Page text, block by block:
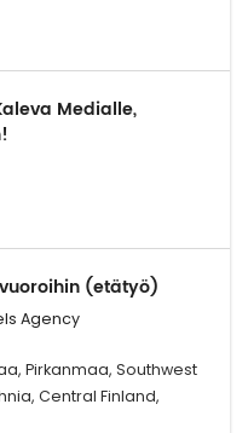
Medialle,
(etätyö)
Agency
Pirkanmaa, Southwest
Central Finland,